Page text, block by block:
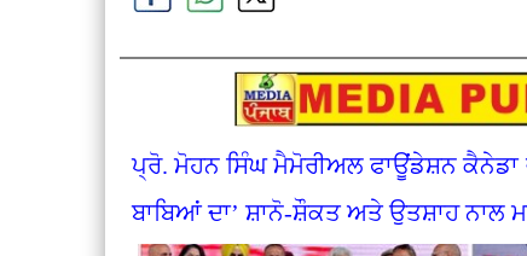
ਪ੍ਰੋ. ਮੋਹਨ ਸਿੰਘ ਮੈਮੋਰੀਅਲ ਫਾਊਂਡੇਸ਼ਨ ਕੈਨੇਡਾ
ਬਾਬਿਆਂ ਦਾ’ ਸ਼ਾਨੋ-ਸ਼ੌਕਤ ਅਤੇ ਉਤਸ਼ਾਹ